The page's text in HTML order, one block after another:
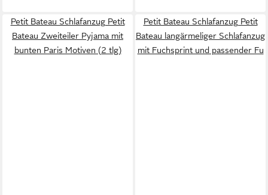
Petit Bateau Schlafanzug Petit
Bateau Zweiteiler Pyjama mit
bunten Paris Motiven (2 tlg)
Petit Bateau Schlafanzug Petit
Bateau langärmeliger Schlafanzug
mit Fuchsprint und passender Fu